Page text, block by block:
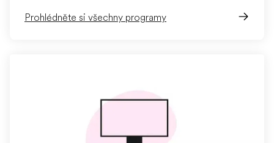
Prohlédněte si všechny programy